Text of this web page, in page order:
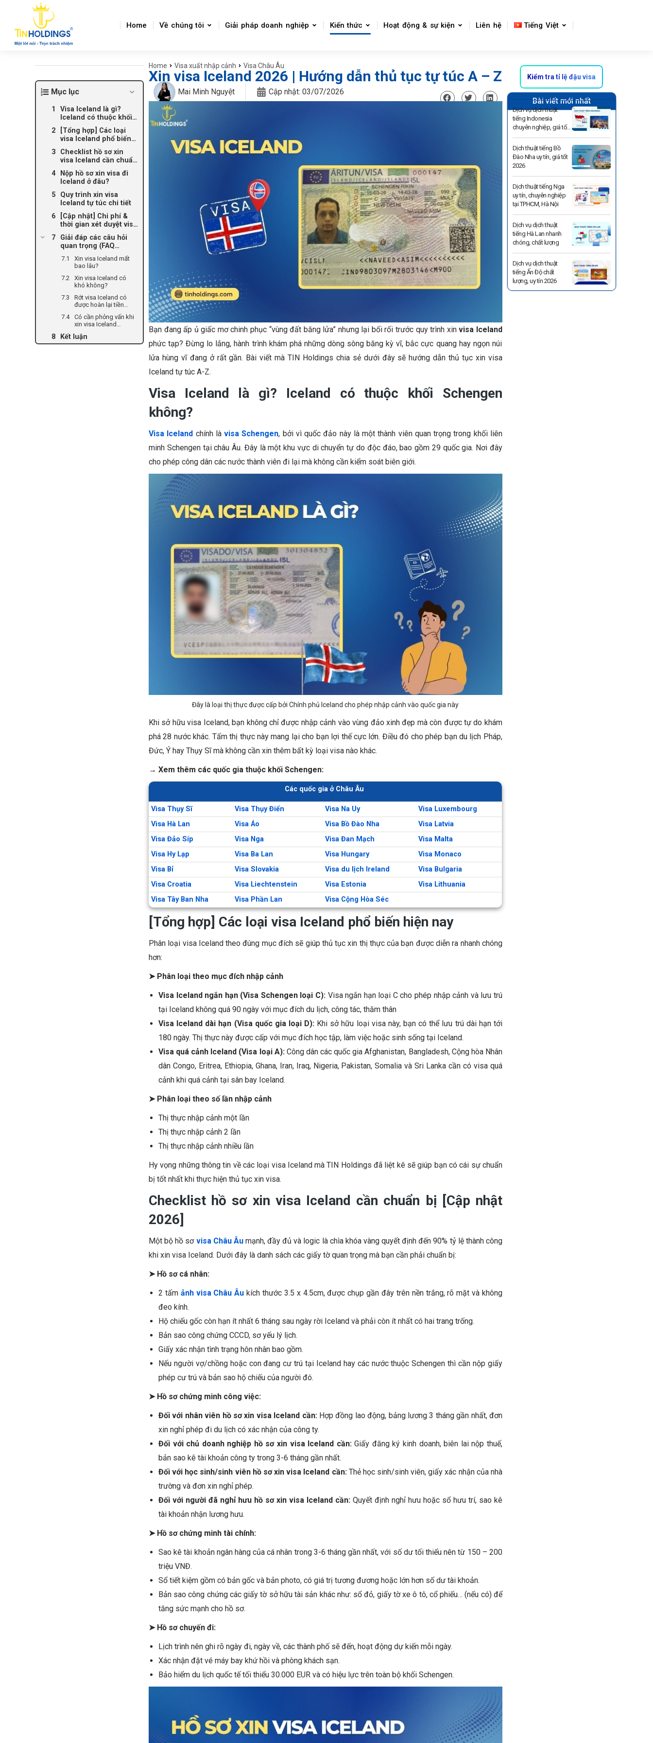
Home Về chúng tôi Giải pháp doanh nghiệp Kiến thức Hoạt động & sự kiện Liên hệ Tiếng Việt
Mục lục
Visa Iceland là gì?
Iceland có thuộc khối
Schengen không?
[Tổng hợp] Các loại
visa Iceland phổ biến
Checklist hồ sơ xin
visa Iceland cần chuẩn
bị [Cập nhật 2026]
Nộp hồ sơ xin visa đi
Iceland ở đâu?
Quy trình xin visa
Iceland tự túc chi tiết
[Cập nhật] Chi phí &
thời gian xét duyệt visa
Iceland mới nhất
Giải đáp các câu hỏi
quan trọng (FAQ
Xin visa Iceland mất
bao lâu?
Xin visa Iceland có
khó không?
Rớt visa Iceland có
được hoàn lại tiền
Có cần phỏng vấn khi
xin visa Iceland
Kết luận
You are here:
Home Visa xuất nhập cảnh Visa Châu Âu
Xin visa Iceland 2026 | Hướng dẫn thủ tục tự túc A – Z
Mai Minh Nguyệt Cập nhật: 03/07/2026
Bạn đang ấp ủ giấc mơ chinh phục “vùng đất băng lửa” nhưng lại bối rối trước quy trình xinvisa Iceland
phức tạp? Đừng lo lắng, hành trình khám phá những dòng sông băng kỳ vĩ, bắc cực quang hay ngọn núi
lửa hùng vĩ đang ở rất gần. Bài viết mà TIN Holdings chia sẻ dưới đây sẽ hướng dẫn thủ tục xin visa
Iceland tự túc A-Z.
Visa Iceland là gì? Iceland có thuộc khối Schengen
không?
Visa Iceland chính làvisa Schengen, bởi vì quốc đảo này là một thành viên quan trọng trong khối liên
minh Schengen tại châu Âu. Đây là một khu vực di chuyển tự do độc đáo, bao gồm 29 quốc gia. Nơi đây
cho phép công dân các nước thành viên đi lại mà không cần kiểm soát biên giới.
Đây là loại thị thực được cấp bởi Chính phủ Iceland cho phép nhập cảnh vào quốc gia này
Khi sở hữu visa Iceland, bạn không chỉ được nhập cảnh vào vùng đảo xinh đẹp mà còn được tự do khám
phá 28 nước khác. Tấm thị thực này mang lại cho bạn lợi thế cực lớn. Điều đó cho phép bạn du lịch Pháp,
Đức, Ý hay Thụy Sĩ mà không cần xin thêm bất kỳ loại visa nào khác.
→ Xem thêm các quốc gia thuộc khối Schengen:
Các quốc gia ở Châu Âu
Visa Thụy Sĩ Visa Thụy Điển Visa Na Uy
Visa Luxembourg
Visa Hà Lan
Visa Áo Visa Bồ Đào Nha
Visa Latvia
Visa Đảo Síp
Visa Nga Visa Đan Mạch
Visa Malta
Visa Hy Lạp
Visa Ba Lan Visa Hungary
Visa Monaco
Visa Bỉ
Visa Slovakia Visa du lịch Ireland
Visa Bulgaria
Visa Croatia
Visa Liechtenstein Visa Estonia
Visa Lithuania
Visa Tây Ban Nha
Visa Phần Lan Visa Cộng Hòa Séc
[Tổng hợp] Các loại visa Iceland phổ biến hiện nay
Phân loại visa Iceland theo đúng mục đích sẽ giúp thủ tục xin thị thực của bạn được diễn ra nhanh chóng
hơn:
➤ Phân loại theo mục đích nhập cảnh
Visa Iceland ngắn hạn (Visa Schengen loại C): Visa ngắn hạn loại C cho phép nhập cảnh và lưu trú
tại Iceland không quá 90 ngày với mục đích du lịch, công tác, thăm thân
Visa Iceland dài hạn (Visa quốc gia loại D): Khi sở hữu loại visa này, bạn có thể lưu trú dài hạn tới
180 ngày. Thị thực này được cấp với mục đích học tập, làm việc hoặc sinh sống tại Iceland.
Visa quá cảnh Iceland (Visa loại A): Công dân các quốc gia Afghanistan, Bangladesh, Cộng hòa Nhân
dân Congo, Eritrea, Ethiopia, Ghana, Iran, Iraq, Nigeria, Pakistan, Somalia và Sri Lanka cần có visa quá
cảnh khi quá cảnh tại sân bay Iceland.
➤ Phân loại theo số lần nhập cảnh
Thị thực nhập cảnh một lần
Thị thực nhập cảnh 2 lần
Thị thực nhập cảnh nhiều lần
Hy vọng những thông tin về các loại visa Iceland mà TIN Holdings đã liệt kê sẽ giúp bạn có cái sự chuẩn
bị tốt nhất khi thực hiện thủ tục xin visa.
Checklist hồ sơ xin visa Iceland cần chuẩn bị [Cập nhật
2026]
Một bộ hồ sơ visa Châu Âumạnh, đầy đủ và logic là chìa khóa vàng quyết định đến 90% tỷ lệ thành công
khi xin visa Iceland. Dưới đây là danh sách các giấy tờ quan trọng mà bạn cần phải chuẩn bị:
➤ Hồ sơ cá nhân:
2 tấm ảnh visa Châu Âu kích thước 3.5 x 4.5cm, được chụp gần đây trên nền trắng, rõ mặt và không
đeo kính.
Hộ chiếu gốc còn hạn ít nhất 6 tháng sau ngày rời Iceland và phải còn ít nhất có hai trang trống.
Bản sao công chứng CCCD, sơ yếu lý lịch.
Giấy xác nhận tình trạng hôn nhân bao gồm.
Nếu người vợ/chồng hoặc con đang cư trú tại Iceland hay các nước thuộc Schengen thì cần nộp giấy
phép cư trú và bản sao hộ chiếu của người đó.
➤ Hồ sơ chứng minh công việc:
Đối với nhân viên hồ sơ xin visa Iceland cần:Hợp đồng lao động, bảng lương 3 tháng gần nhất, đơn
xin nghỉ phép đi du lịch có xác nhận của công ty.
Đối với chủ doanh nghiệp hồ sơ xin visa Iceland cần:Giấy đăng ký kinh doanh, biên lai nộp thuế,
bản sao kê tài khoản công ty trong 3-6 tháng gần nhất.
Đối với học sinh/sinh viên hồ sơ xin visa Iceland cần:Thẻ học sinh/sinh viên, giấy xác nhận của nhà
trường và đơn xin nghỉ phép.
Đối với người đã nghỉ hưu hồ sơ xin visa Iceland cần:Quyết định nghỉ hưu hoặc sổ hưu trí, sao kê
tài khoản nhận lương hưu.
➤ Hồ sơ chứng minh tài chính:
Sao kê tài khoản ngân hàng của cá nhân trong 3-6 tháng gần nhất, với số dư tối thiểu nên từ 150 – 200
triệu VNĐ.
Sổ tiết kiệm gồm có bản gốc và bản photo, có giá trị tương đương hoặc lớn hơn số dư tài khoản.
Bản sao công chứng các giấy tờ sở hữu tài sản khác như: sổ đỏ, giấy tờ xe ô tô, cổ phiếu… (nếu có) để
tăng sức mạnh cho hồ sơ.
➤ Hồ sơ chuyến đi:
Lịch trình nên ghi rõ ngày đi, ngày về, các thành phố sẽ đến, hoạt động dự kiến mỗi ngày.
Xác nhận đặt vé máy bay khứ hồi và phòng khách sạn.
Bảo hiểm du lịch quốc tế tối thiểu 30.000 EUR và có hiệu lực trên toàn bộ khối Schengen.
Kiểm tra tỉ lệ đậu visa
Bài viết mới nhất
Dịch vụ dịch thuật
tiếng Indonesia
chuyên nghiệp, giá tốt
Dịch thuật tiếng Bồ
Đào Nha uy tín, giá tốt
2026
Dịch thuật tiếng Nga
uy tín, chuyên nghiệp
tại TPHCM, Hà Nội
Dịch vụ dịch thuật
tiếng Hà Lan nhanh
chóng, chất lượng
Dịch vụ dịch thuật
tiếng Ấn Độ chất
lượng, uy tín 2026